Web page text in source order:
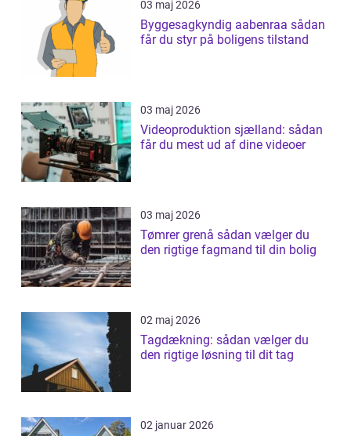
03 maj 2026
Byggesagkyndig aabenraa sådan
får du styr på boligens tilstand
03 maj 2026
Videoproduktion sjælland: sådan
får du mest ud af dine videoer
03 maj 2026
Tømrer grenå sådan vælger du
den rigtige fagmand til din bolig
02 maj 2026
Tagdækning: sådan vælger du
den rigtige løsning til dit tag
02 januar 2026